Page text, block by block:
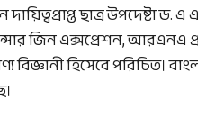
ছাত্র উপদেষ্টা
জিন এক্সপ্রেশন, আরএনএ
বিজ্ঞানী হিসেবে পরিচিত।